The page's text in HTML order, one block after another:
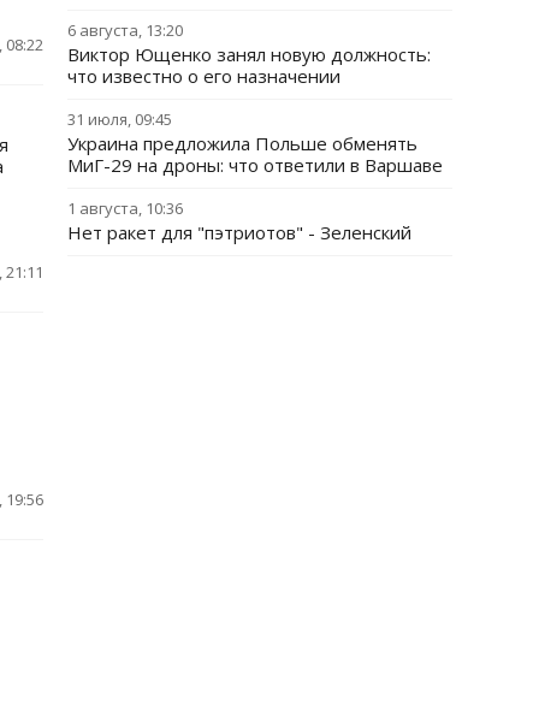
08:22
19:56
6 августа, 13:20
Виктор Ющенко занял новую должность:
что известно о его назначении
31 июля, 09:45
Украина предложила Польше обменять
МиГ-29 на дроны: что ответили в Варшаве
1 августа, 10:36
Нет ракет для "пэтриотов" - Зеленский